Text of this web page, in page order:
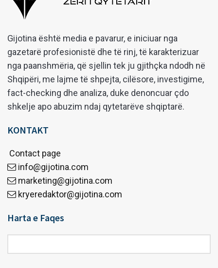
Gijotina është media e pavarur, e iniciuar nga
gazetarë profesionistë dhe të rinj, të karakterizuar
nga paanshmëria, që sjellin tek ju gjithçka ndodh në
Shqipëri, me lajme të shpejta, cilësore, investigime,
fact-checking dhe analiza, duke denoncuar çdo
shkelje apo abuzim ndaj qytetarëve shqiptarë.
KONTAKT
Contact page
info@gijotina.com
marketing@gijotina.com
kryeredaktor@gijotina.com
Harta e Faqes
e